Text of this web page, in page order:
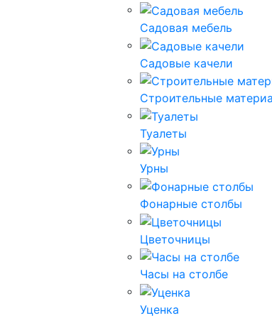
Садовая мебель
Садовые качели
Строительные
Туалеты
Урны
Фонарные столбы
Цветочницы
Часы на столбе
Уценка